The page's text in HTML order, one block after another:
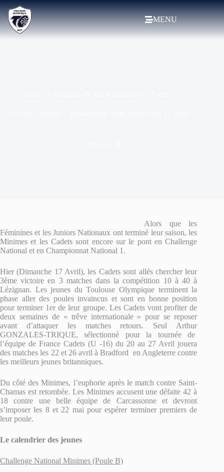
MENU
Alors que les
Féminines et les Juniors Nationaux ont terminé leur saison, les
Minimes et les Cadets sont encore sur le pont en Challenge
National et en Championnat National 1.
Hier (Dimanche 17 Avril), les Cadets sont allés chercher leur
3ème victoire en 3 matches dans la compétition 10 à 40 à
Lézignan. Les jeunes du Toulouse Olympique terminent la
phase aller des poules invaincus et sont en bonne position
pour terminer 1er de leur groupe. Les Cadets vont profiter de
deux semaines de « trêve internationale » pour se reposer
avant d’attaquer les matches retours. Seul Arthur
GONZALES-TRIQUE, sélectionné pour la tournée de
l’équipe de France Cadets (U -16) du 20 au 27 Avril jouera
des matches les 22 et 26 avril à Bradford en Angleterre contre
les meilleurs jeunes britanniques.
Du côté des Minimes, l’euphorie après le match contre Saint-
Chamas est retombée. Les Minimes accusent une défaite 42 à
18 contre une belle équipe de Carcassonne et devront
s’imposer les 8 et 22 mai pour espérer terminer premiers de
leur poule.
Le calendrier des jeunes
Challenge National Minimes (Poule B)